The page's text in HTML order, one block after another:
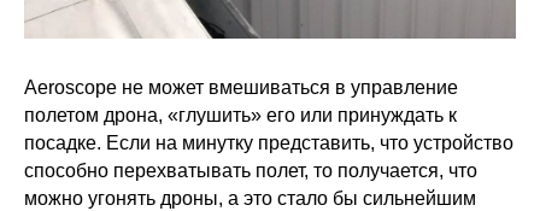
Aeroscope не может вмешиваться в управление
полетом дрона, «глушить» его или принуждать к
посадке. Если на минутку представить, что устройство
способно перехватывать полет, то получается, что
можно угонять дроны, а это стало бы сильнейшим